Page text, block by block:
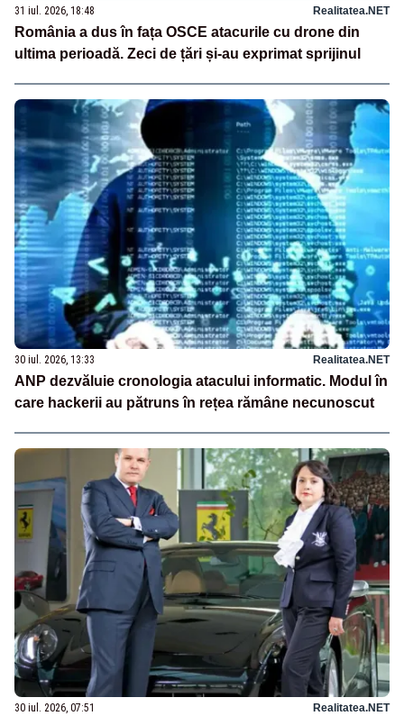
31 iul. 2026, 18:48 Realitatea.NET
România a dus în fața OSCE atacurile cu drone din
ultima perioadă. Zeci de țări și-au exprimat sprijinul
30 iul. 2026, 13:33 Realitatea.NET
ANP dezvăluie cronologia atacului informatic. Modul în
care hackerii au pătruns în rețea rămâne necunoscut
30 iul. 2026, 07:51 Realitatea.NET